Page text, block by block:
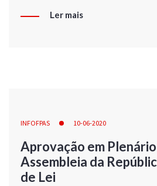
Ler mais
INFOFPAS 10-06-2020
Aprovação em
Assembleia da
de Lei